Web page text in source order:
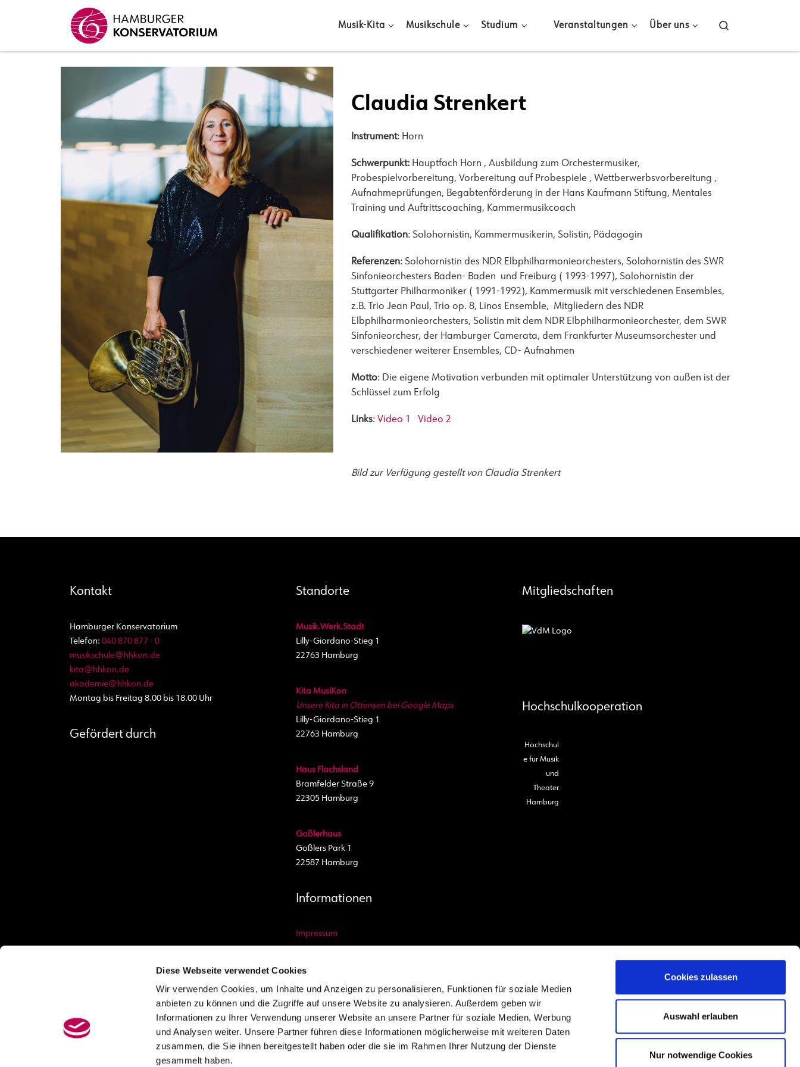
Diese Webseite verwendet Cookies
Wir verwenden Cookies, um Inhalte und Anzeigen zu personalisieren, Funktionen für soziale Medien
anbieten zu können und die Zugriffe auf unsere Website zu analysieren. Außerdem geben wir
Informationen zu Ihrer Verwendung unserer Website an unsere Partner für soziale Medien, Werbung
und Analysen weiter. Unsere Partner führen diese Informationen möglicherweise mit weiteren Daten
zusammen, die Sie ihnen bereitgestellt haben oder die sie im Rahmen Ihrer Nutzung der Dienste
gesammelt haben.
Cookies zulassen
Auswahl erlauben
Nur notwendige Cookies
Zum Inhalt springen
Musik-Kita Musikschule Studium Veranstaltungen Über uns
Claudia Strenkert
Instrument: Horn
Schwerpunkt:Hauptfach Horn , Ausbildung zum Orchestermusiker,
Probespielvorbereitung, Vorbereitung auf Probespiele , Wettberwerbsvorbereitung ,
Aufnahmeprüfungen, Begabtenförderung in der Hans Kaufmann Stiftung, Mentales
Training und Auftrittscoaching, Kammermusikcoach
Qualifikation: Solohornistin, Kammermusikerin, Solistin, Pädagogin
Referenzen: Solohornistin des NDR Elbphilharmonieorchesters, Solohornistin des SWR
Sinfonieorchesters Baden- Baden und Freiburg ( 1993-1997), Solohornistin der
Stuttgarter Philharmoniker ( 1991-1992), Kammermusik mit verschiedenen Ensembles,
z.B. Trio Jean Paul, Trio op. 8, Linos Ensemble, Mitgliedern des NDR
Elbphilharmonieorchesters, Solistin mit dem NDR Elbphilharmonieorchester, dem SWR
Sinfonieorchesr, der Hamburger Camerata, dem Frankfurter Museumsorchester und
verschiedener weiterer Ensembles, CD- Aufnahmen
Motto: Die eigene Motivation verbunden mit optimaler Unterstützung von außen ist der
Schlüssel zum Erfolg
Links: Video 1 Video 2
Bild zur Verfügung gestellt von Claudia Strenkert
Kontakt
Hamburger Konservatorium
Telefon: 040 870 877 - 0
musikschule@hhkon.de
kita@hhkon.de
akademie@hhkon.de
Montag bis Freitag 8.00 bis 18.00 Uhr
Gefördert durch
Standorte
Musik.Werk.Stadt
Lilly-Giordano-Stieg 1
22763 Hamburg
Kita MusiKon
Unsere Kita in Ottensen bei Google Maps
Lilly-Giordano-Stieg 1
22763 Hamburg
Haus Flachsland
Bramfelder Straße 9
22305 Hamburg
Goßlerhaus
Goßlers Park 1
22587 Hamburg
Informationen
Impressum
Datenschutz Video und Foto
AGB
Kontakt
Newsletter
Youtube
Mitgliedschaften
Hochschulkooperation
Hochschul
e für Musik
und
Theater
Hamburg